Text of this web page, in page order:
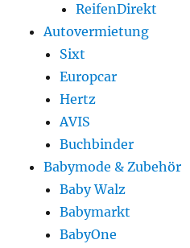
ReifenDirekt
Autovermietung
Sixt
Europcar
Hertz
AVIS
Buchbinder
Babymode & Zubehör
Baby Walz
Babymarkt
BabyOne